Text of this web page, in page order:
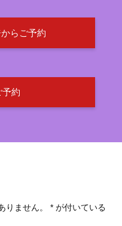
らご予約
予約
りません。 * が付いている